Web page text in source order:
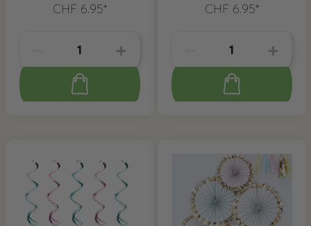
CHF 6.95* CHF 6.95*